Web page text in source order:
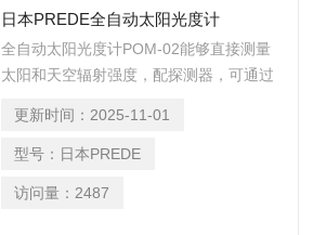
日本PREDE全自动太阳光度计
全自动太阳光度计POM-02能够直接测量
太阳和天空辐射强度，配探测器，可通过
通过微处理器记录到电脑上。可加配长波
长滤光片。
更新时间： 2025-11-01
型号： 日本PREDE
访问量： 2487